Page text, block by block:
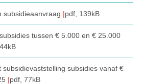
subsidieaanvraag pdf , 139kB
tussen € 5.000 en € 25.000
, 44kB
subsidies vanaf €
pdf , 77kB